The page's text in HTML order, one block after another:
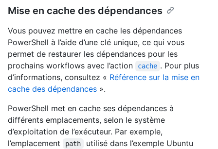
Mise en cache des dépendances
Vous pouvez mettre en cache les dépendances
PowerShell à l’aide d’une clé unique, ce qui vous
permet de restaurer les dépendances pour les
prochains workflows avec l’action
cache . Pour plus
d’informations, consultez « Référence sur la mise en
cache des dépendances ».
PowerShell met en cache ses dépendances à
différents emplacements, selon le système
d’exploitation de l’exécuteur. Par exemple,
l’emplacement
path
utilisé dans l’exemple Ubuntu